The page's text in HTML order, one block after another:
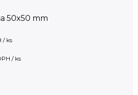
50x50 mm
/ ks
/ ks